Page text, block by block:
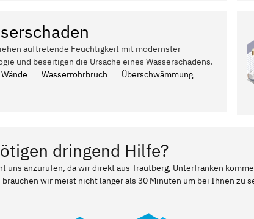
auftretende Feuchtigkeit mit modernster
und beseitigen die Ursache eines Wasserschadens.
Wasserrohrbruch Überschwämmung
dringend Hilfe?
uns anzurufen, da wir direkt aus Trautberg, Unterfranken
wir meist nicht länger als 30 Minuten um bei Ihnen zu